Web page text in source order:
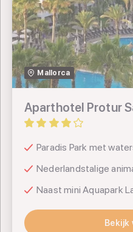
Mallorca
Aparthotel Protur
Paradis Park met
Nederlandstalige
Naast mini Aquapark
Bekijk